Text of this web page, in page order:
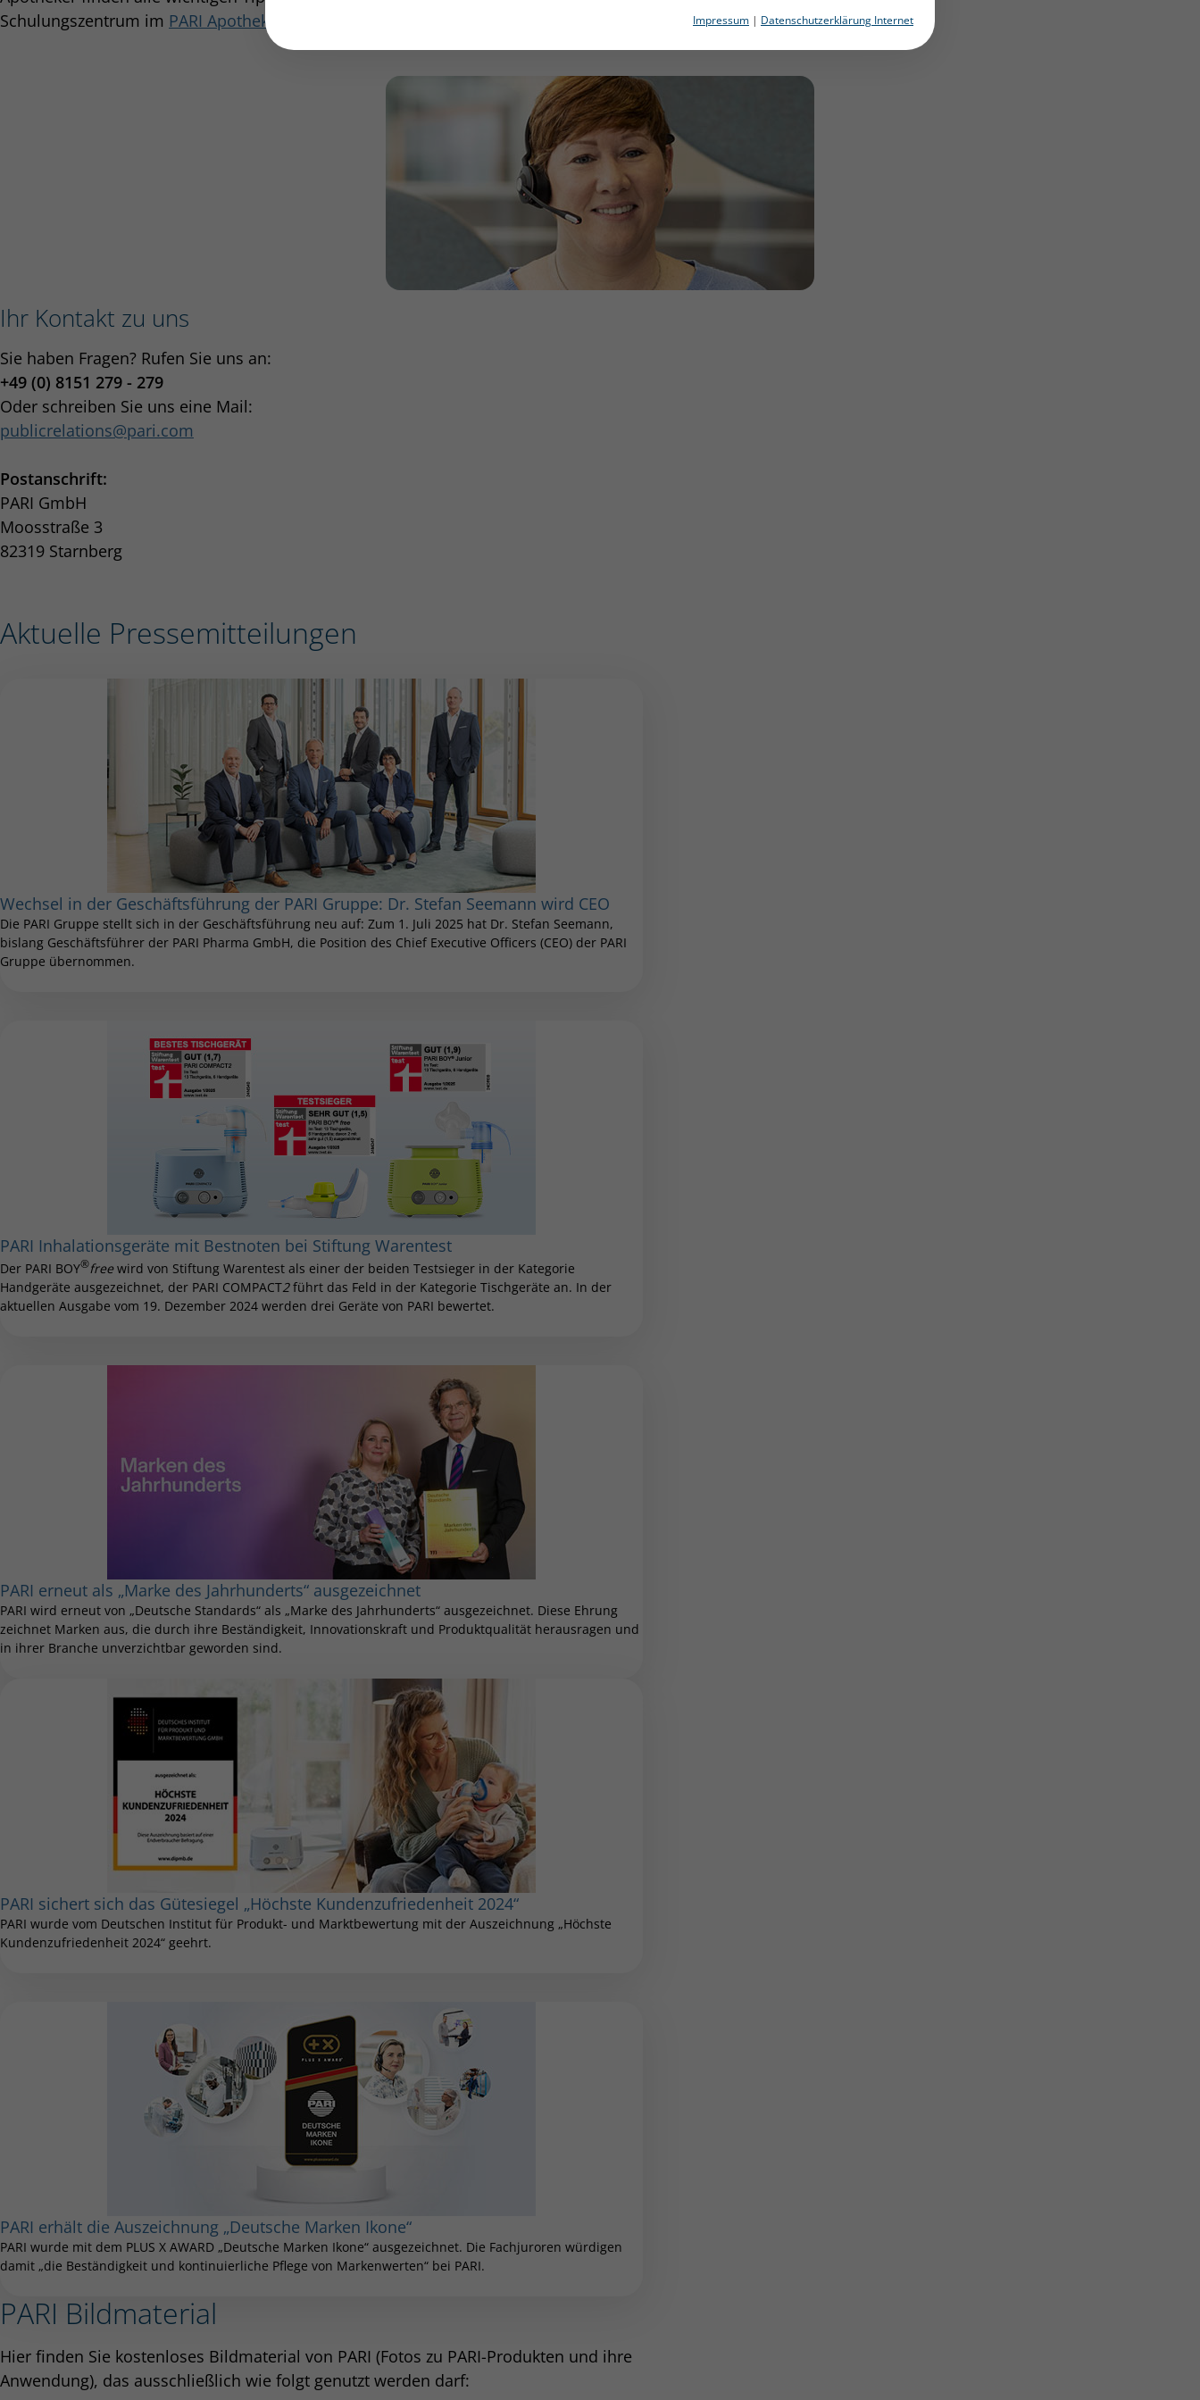
Impressum | Datenschutzerklärung Internet
Schulungszentrum im PARI Apothekerportal
Ihr Kontakt zu uns
Sie haben Fragen? Rufen Sie uns an:
+49 (0) 8151 279 - 279
Oder schreiben Sie uns eine Mail:
publicrelations
pari.com
Postanschrift:
PARI GmbH
Moosstraße 3
82319 Starnberg
Aktuelle Pressemitteilungen
Wechsel in der Geschäftsführung der PARI Gruppe: Dr. Stefan Seemann wird CEO
Die PARI Gruppe stellt sich in der Geschäftsführung neu auf: Zum 1. Juli 2025 hat Dr. Stefan Seemann,
bislang Geschäftsführer der PARI Pharma GmbH, die Position des Chief Executive Officers (CEO) der PARI
Gruppe übernommen.
PARI Inhalationsgeräte mit Bestnoten bei Stiftung Warentest
Der PARI BOY®freewird von Stiftung Warentest als einer der beiden Testsieger in der Kategorie
Handgeräte ausgezeichnet, der PARI COMPACT2führt das Feld in der Kategorie Tischgeräte an. In der
aktuellen Ausgabe vom 19. Dezember 2024 werden drei Geräte von PARI bewertet.
PARI erneut als „Marke des Jahrhunderts“ ausgezeichnet
PARI wird erneut von „Deutsche Standards“ als „Marke des Jahrhunderts“ ausgezeichnet. Diese Ehrung
zeichnet Marken aus, die durch ihre Beständigkeit, Innovationskraft und Produktqualität herausragen und
in ihrer Branche unverzichtbar geworden sind.
PARI sichert sich das Gütesiegel „Höchste Kundenzufriedenheit 2024“
PARI wurde vom Deutschen Institut für Produkt- und Marktbewertung mit der Auszeichnung „Höchste
Kundenzufriedenheit 2024“ geehrt.
PARI erhält die Auszeichnung „Deutsche Marken Ikone“
PARI wurde mit dem PLUS X AWARD „Deutsche Marken Ikone“ ausgezeichnet. Die Fachjuroren würdigen
damit „die Beständigkeit und kontinuierliche Pflege von Markenwerten“ bei PARI.
PARI Bildmaterial
Hier finden Sie kostenloses Bildmaterial von PARI (Fotos zu PARI-Produkten und ihre
Anwendung), das ausschließlich wie folgt genutzt werden darf: